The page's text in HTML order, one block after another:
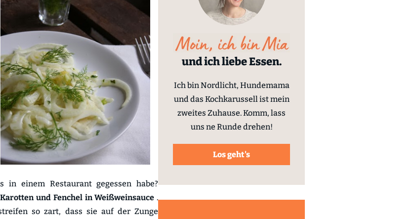
in einem Restaurant gegessen habe?
und Fenchel inWeißweinsauce .
so zart, dass sie auf der Zunge
und ich liebe Essen.
Ich bin Nordlicht, Hundemama
und das Kochkarussell ist mein
zweites Zuhause. Komm, lass
uns ne Runde drehen!
Los geht's